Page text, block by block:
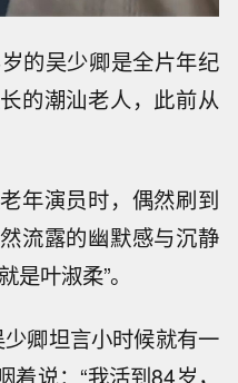
的吴少卿是全片年纪
的潮汕老人，此前从
年演员时，偶然刷到
流露的幽默感与沉静
叶淑柔”。
卿坦言小时候就有一
说：“我活到84岁，